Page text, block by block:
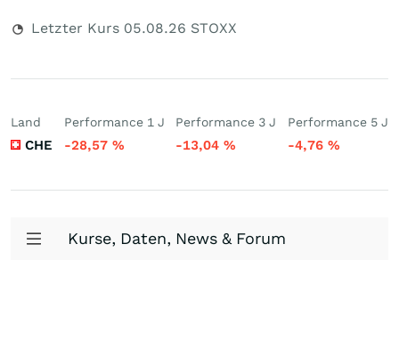
Letzter Kurs 05.08.26 STOXX
Land
CHE
Performance 1 J
-28,57 %
Performance 3 J
-13,04%
Performance 5 J
-4,76 %
Kurse, Daten, News & Forum